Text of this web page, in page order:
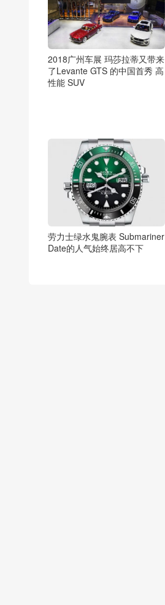
2018广州车展 玛莎拉蒂又带来
了Levante GTS 的中国首秀 高
性能 SUV
劳力士绿水鬼腕表 Submariner
Date的人气始终居高不下